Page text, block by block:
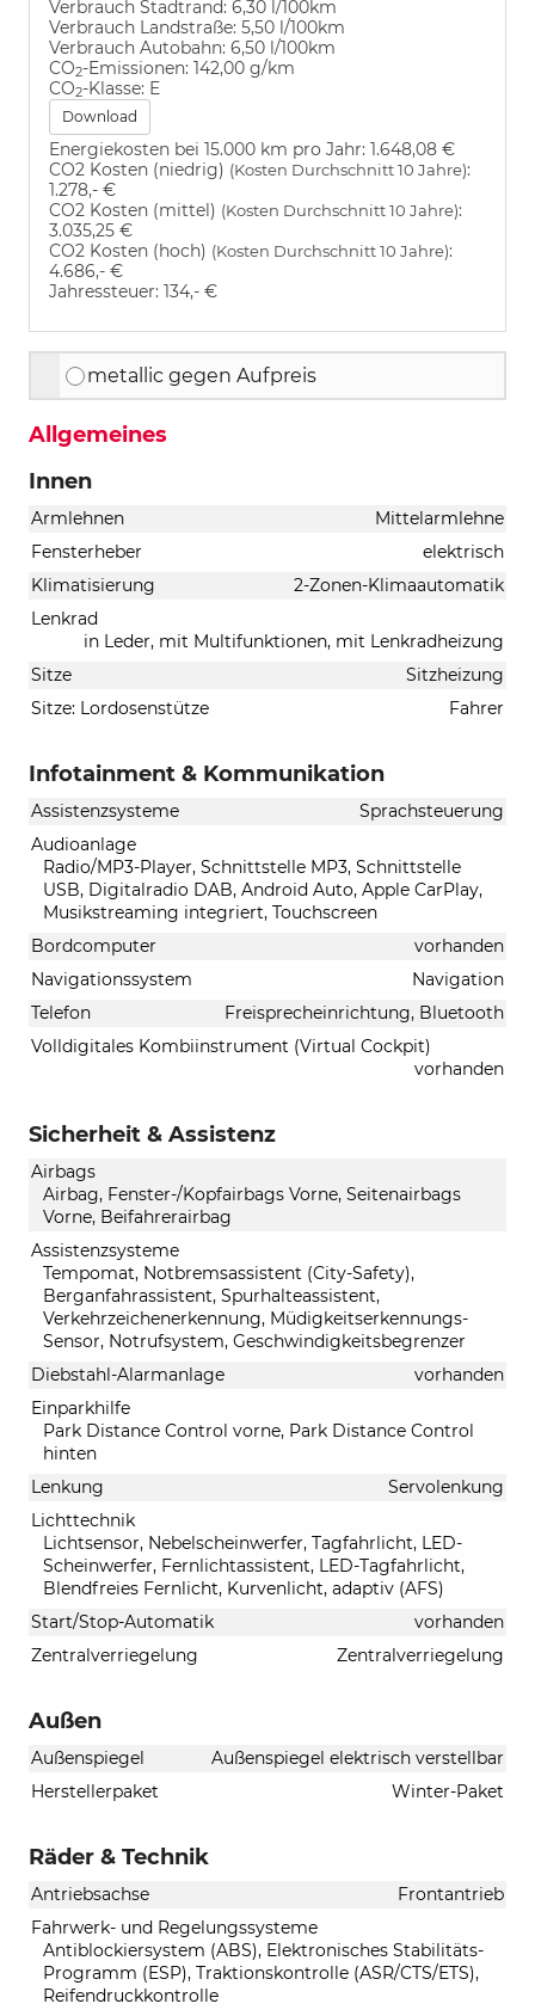
Verbrauch Stadtrand: 6,30 l/100km
Verbrauch Landstraße: 5,50 l/100km
Verbrauch Autobahn: 6,50 l/100km
CO2-Emissionen: 142,00 g/km
CO2-Klasse: E
Download
Energiekosten bei 15.000 km pro Jahr: 1.648,08 €
CO2 Kosten (niedrig) (Kosten Durchschnitt 10 Jahre):
1.278,- €
CO2 Kosten (mittel) (Kosten Durchschnitt 10 Jahre):
3.035,25 €
CO2 Kosten (hoch) (Kosten Durchschnitt 10 Jahre):
4.686,- €
Jahressteuer: 134,- €
metallic gegen Aufpreis
Allgemeines
Innen
Armlehnen
Mittelarmlehne
Fensterheber
elektrisch
Klimatisierung
2-Zonen-Klimaautomatik
Lenkrad
in Leder, mit Multifunktionen, mit Lenkradheizung
Sitze
Sitzheizung
Sitze: Lordosenstütze
Fahrer
Infotainment & Kommunikation
Assistenzsysteme
Sprachsteuerung
Audioanlage
Radio/MP3-Player, Schnittstelle MP3, Schnittstelle
USB, Digitalradio DAB, Android Auto, Apple CarPlay,
Musikstreaming integriert, Touchscreen
Bordcomputer
vorhanden
Navigationssystem
Navigation
Telefon
Freisprecheinrichtung, Bluetooth
Volldigitales Kombiinstrument (Virtual Cockpit)
vorhanden
Sicherheit & Assistenz
Airbags
Airbag, Fenster-/Kopfairbags Vorne, Seitenairbags
Vorne, Beifahrerairbag
Assistenzsysteme
Tempomat, Notbremsassistent (City-Safety),
Berganfahrassistent, Spurhalteassistent,
Verkehrzeichenerkennung, Müdigkeitserkennungs-
Sensor, Notrufsystem, Geschwindigkeitsbegrenzer
Diebstahl-Alarmanlage
vorhanden
Einparkhilfe
Park Distance Control vorne, Park Distance Control
hinten
Lenkung
Servolenkung
Lichttechnik
Lichtsensor, Nebelscheinwerfer, Tagfahrlicht, LED-
Scheinwerfer, Fernlichtassistent, LED-Tagfahrlicht,
Blendfreies Fernlicht, Kurvenlicht, adaptiv (AFS)
Start/Stop-Automatik
vorhanden
Zentralverriegelung
Zentralverriegelung
Außen
Außenspiegel
Außenspiegel elektrisch verstellbar
Herstellerpaket
Winter-Paket
Räder & Technik
Antriebsachse
Frontantrieb
Fahrwerk- und Regelungssysteme
Antiblockiersystem (ABS), Elektronisches Stabilitäts-
Programm (ESP), Traktionskontrolle (ASR/CTS/ETS),
Reifendruckkontrolle